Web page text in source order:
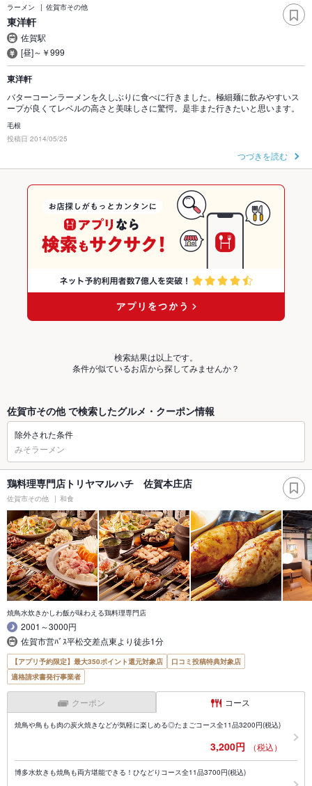
ラーメン 佐賀市その他
東洋軒
佐賀駅
[昼]～￥999
東洋軒
バターコーンラーメンを久しぶりに食べに行きました。極細麺に飲みやすいス
ープが良くてレベルの高さと美味しさに驚愕。是非また行きたいと思います。
毛根
投稿日 2014/05/25
つづきを読む
検索結果は以上です。
条件が似ているお店から探してみませんか？
佐賀市その他 で検索したグルメ・クーポン情報
除外された条件
みそラーメン
鶏料理専門店トリヤマルハチ 佐賀本庄店
佐賀市その他 和食
焼鳥水炊きかしわ飯が味わえる鶏料理専門店
2001～3000円
佐賀市営ﾊﾞｽ平松交差点東より徒歩1分
【アプリ予約限定】最大350ポイント還元対象店
口コミ投稿特典対象店
適格請求書発行事業者
クーポン コース
焼鳥や鳥もも肉の炭火焼きなどが気軽に楽しめる◎たまごコース全11品3200円(税込)
3,200円 （税込）
博多水炊きも焼鳥も両方堪能できる！ひなどりコース全11品3700円(税込)